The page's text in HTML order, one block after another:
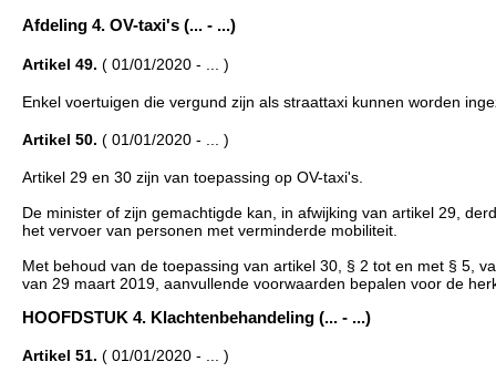
Afdeling 4. OV-taxi's (... - ...)
Artikel 49. ( 01/01/2020 - ... )
Enkel voertuigen die vergund zijn als straattaxi kunnen worden
Artikel 50. ( 01/01/2020 - ... )
Artikel 29 en 30 zijn van toepassing op OV-taxi's.
De minister of zijn gemachtigde kan, in afwijking van artikel 29,
het vervoer van personen met verminderde mobiliteit.
Met behoud van de toepassing van artikel 30, § 2 tot en met § 5,
van 29 maart 2019, aanvullende voorwaarden bepalen voor de
HOOFDSTUK 4. Klachtenbehandeling (... - ...)
Artikel 51. ( 01/01/2020 - ... )